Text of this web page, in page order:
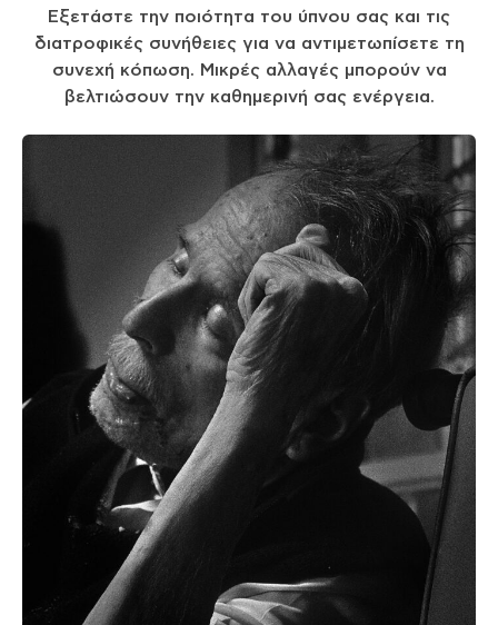
Εξετάστε την ποιότητα του ύπνου σας και τις
διατροφικές συνήθειες για να αντιμετωπίσετε τη
συνεχή κόπωση. Μικρές αλλαγές μπορούν να
βελτιώσουν την καθημερινή σας ενέργεια.